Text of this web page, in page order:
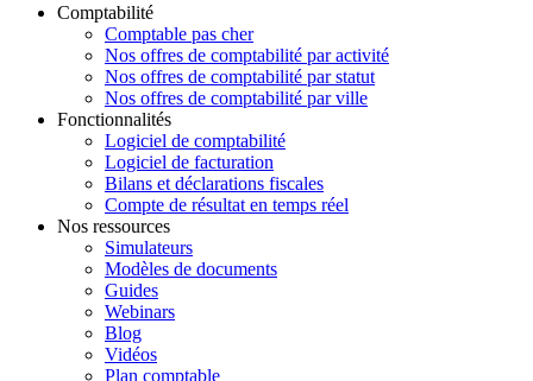
Comptabilité
Comptable pas cher
Nos offres de comptabilité par activité
Nos offres de comptabilité par statut
Nos offres de comptabilité par ville
Fonctionnalités
Logiciel de comptabilité
Logiciel de facturation
Bilans et déclarations fiscales
Compte de résultat en temps réel
Nos ressources
Simulateurs
Modèles de documents
Guides
Webinars
Blog
Vidéos
Plan comptable